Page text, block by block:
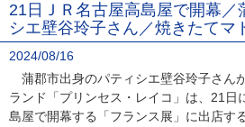
21日ＪＲ名古屋高島屋で開幕／
シエ壁谷玲子さん／焼きたてマ
2024/08/16
蒲郡市出身のパティシエ壁谷玲子さん
ランド「プリンセス・レイコ」は、21日
島屋で開幕する「フランス展」に出店